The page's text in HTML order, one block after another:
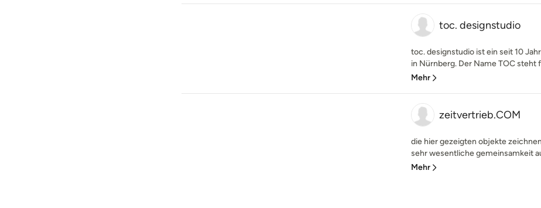
toc. designstudio
toc. designstudio ist ein seit 10
in Nürnberg. Der Name TOC steht
Mehr
zeitvertrieb.COM
die hier gezeigten objekte
sehr wesentliche gemeinsamkeit
Mehr